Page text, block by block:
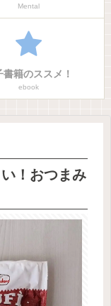
Mental
書籍のススメ！
ebook
！おつまみ